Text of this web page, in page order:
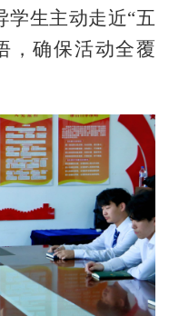
学生主动走近“五
，确保活动全覆